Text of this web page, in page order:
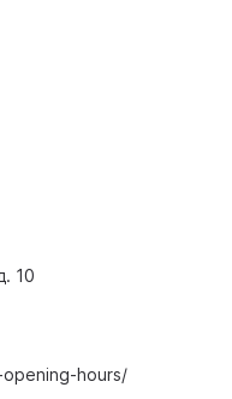
10
hours/